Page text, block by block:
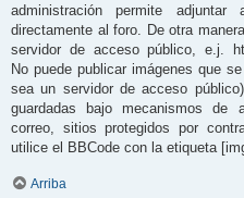
administración permite
directamente al foro. De otra
servidor de acceso público, e.j.
No puede publicar imágenes que
sea un servidor de acceso
guardadas bajo mecanismos de
correo, sitios protegidos por
utilice el BBCode con la etiqueta
Arriba